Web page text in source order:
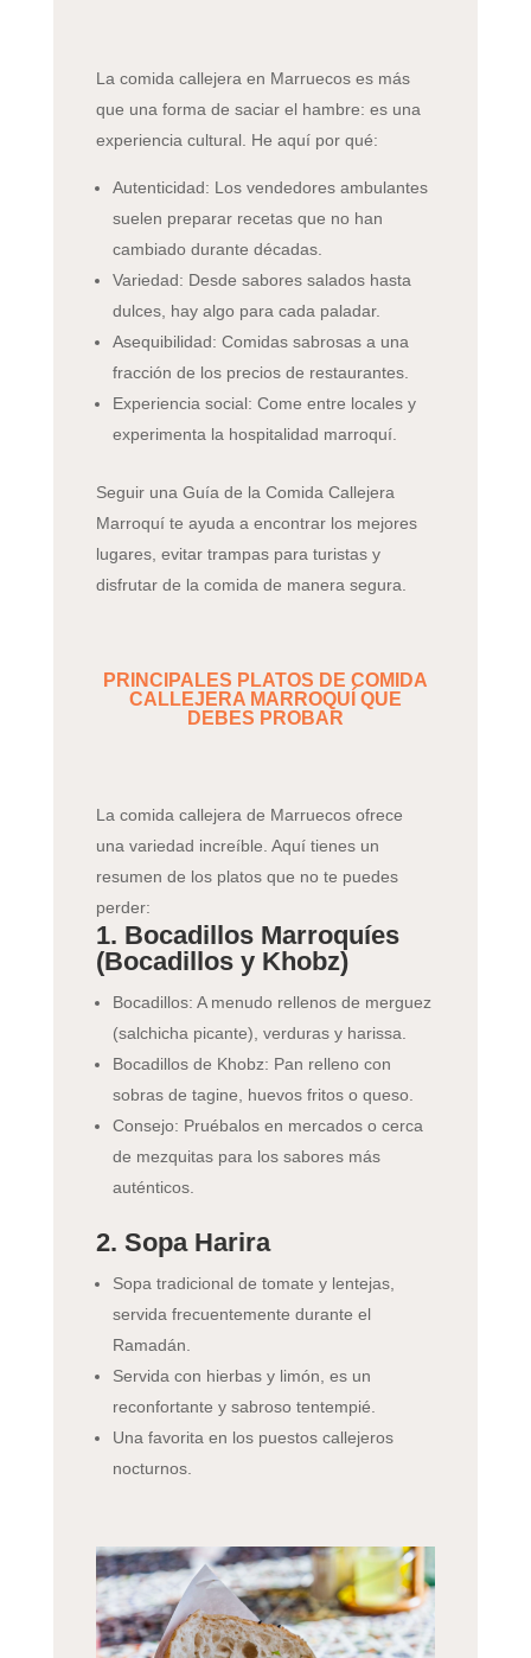
La comida callejera en Marruecos es más
que una forma de saciar el hambre: es una
experiencia cultural. He aquí por qué:
Autenticidad: Los vendedores ambulantes
suelen preparar recetas que no han
cambiado durante décadas.
Variedad: Desde sabores salados hasta
dulces, hay algo para cada paladar.
Asequibilidad: Comidas sabrosas a una
fracción de los precios de restaurantes.
Experiencia social: Come entre locales y
experimenta la hospitalidad marroquí.
Seguir una Guía de la Comida Callejera
Marroquí te ayuda a encontrar los mejores
lugares, evitar trampas para turistas y
disfrutar de la comida de manera segura.
PRINCIPALES PLATOS DE COMIDA
CALLEJERA MARROQUÍ QUE
DEBES PROBAR
La comida callejera de Marruecos ofrece
una variedad increíble. Aquí tienes un
resumen de los platos que no te puedes
perder:
1. Bocadillos Marroquíes
(Bocadillos y Khobz)
Bocadillos: A menudo rellenos de merguez
(salchicha picante), verduras y harissa.
Bocadillos de Khobz: Pan relleno con
sobras de tagine, huevos fritos o queso.
Consejo: Pruébalos en mercados o cerca
de mezquitas para los sabores más
auténticos.
2. Sopa Harira
Sopa tradicional de tomate y lentejas,
servida frecuentemente durante el
Ramadán.
Servida con hierbas y limón, es un
reconfortante y sabroso tentempié.
Una favorita en los puestos callejeros
nocturnos.